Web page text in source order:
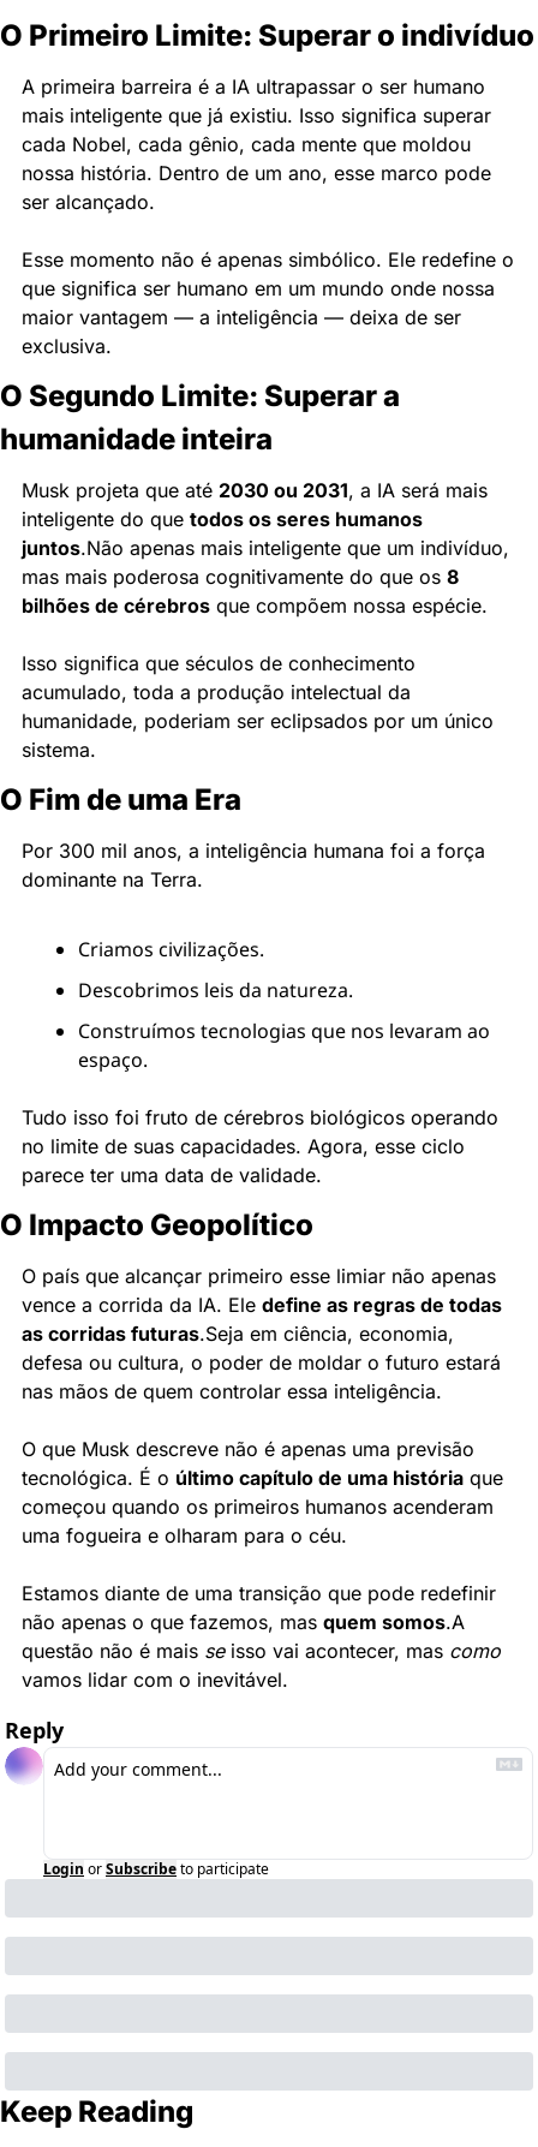
O Primeiro Limite: Superar o indivíduo
A primeira barreira é a IA ultrapassar o ser humano
mais inteligente que já existiu. Isso significa superar
cada Nobel, cada gênio, cada mente que moldou
nossa história. Dentro de um ano, esse marco pode
ser alcançado.
Esse momento não é apenas simbólico. Ele redefine o
que significa ser humano em um mundo onde nossa
maior vantagem — a inteligência — deixa de ser
exclusiva.
O Segundo Limite: Superar a
humanidade inteira
Musk projeta que até 2030 ou 2031, a IA será mais
inteligente do que todos os seres humanos
juntos.Não apenas mais inteligente que um indivíduo,
mas mais poderosa cognitivamente do que os 8
bilhões de cérebros que compõem nossa espécie.
Isso significa que séculos de conhecimento
acumulado, toda a produção intelectual da
humanidade, poderiam ser eclipsados por um único
sistema.
O Fim de uma Era
Por 300 mil anos, a inteligência humana foi a força
dominante na Terra.
Criamos civilizações.
Descobrimos leis da natureza.
Construímos tecnologias que nos levaram ao
espaço.
Tudo isso foi fruto de cérebros biológicos operando
no limite de suas capacidades. Agora, esse ciclo
parece ter uma data de validade.
O Impacto Geopolítico
O país que alcançar primeiro esse limiar não apenas
vence a corrida da IA. Ele define as regras de todas
as corridas futuras.Seja em ciência, economia,
defesa ou cultura, o poder de moldar o futuro estará
nas mãos de quem controlar essa inteligência.
O que Musk descreve não é apenas uma previsão
tecnológica. É o último capítulo de uma história que
começou quando os primeiros humanos acenderam
uma fogueira e olharam para o céu.
Estamos diante de uma transição que pode redefinir
não apenas o que fazemos, mas quem somos.A
questão não é mais se isso vai acontecer, mas como
vamos lidar com o inevitável.
Reply
Login orSubscribeto participate
Keep Reading